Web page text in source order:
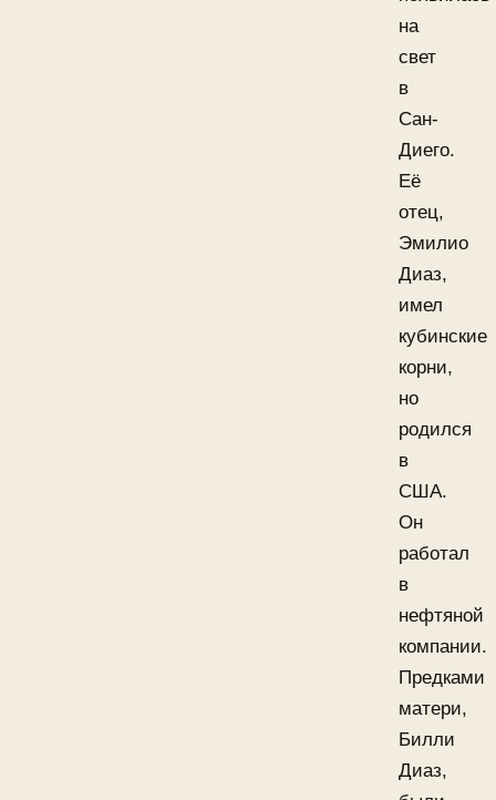
на
свет
в
Сан-
Диего.
Её
отец,
Эмилио
Диаз,
имел
кубинские
корни,
но
родился
в
США.
Он
работал
в
нефтяной
компании.
Предками
матери,
Билли
Диаз,